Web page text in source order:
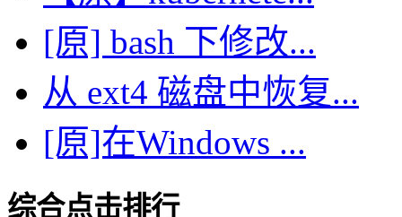
[原] bash 下修改...
从 ext4 磁盘中恢复...
[原]在Windows ...
综合点击排行